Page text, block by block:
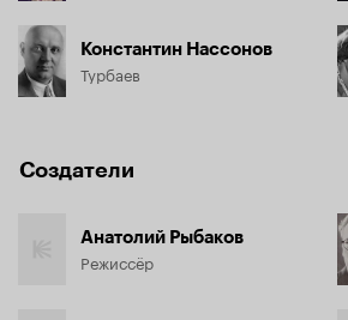
Константин Нассонов
Турбаев
Создатели
Анатолий Рыбаков
Режиссёр